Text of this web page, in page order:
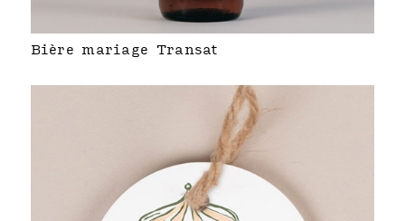
Bière mariage Transat